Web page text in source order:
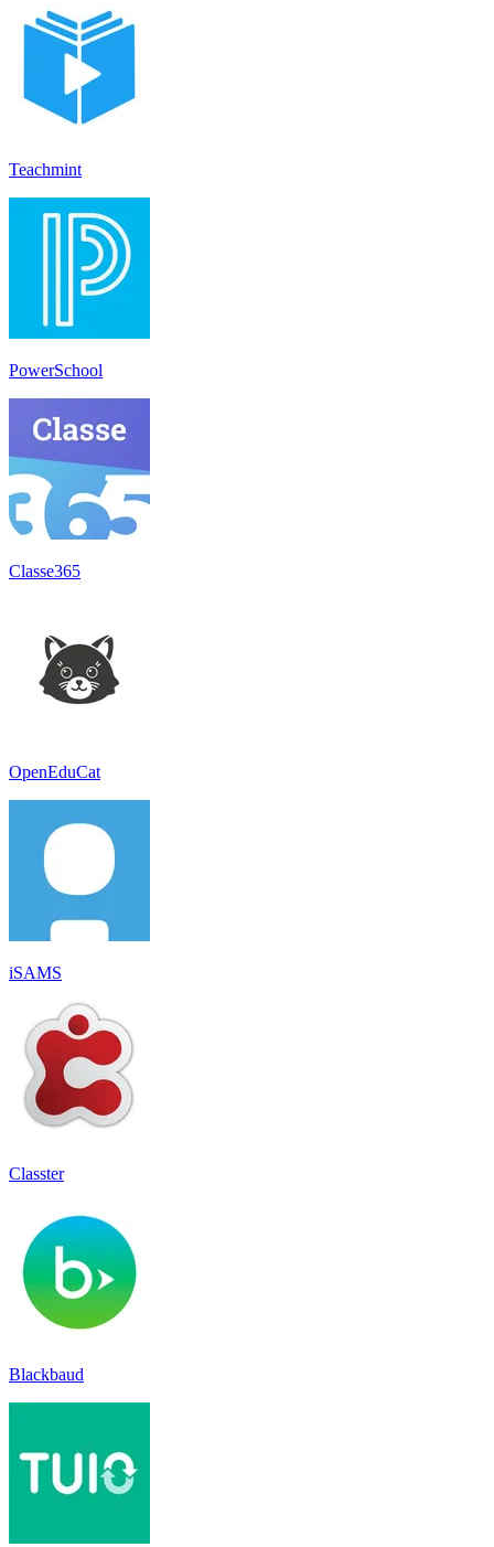
Teachmint
PowerSchool
Classe365
OpenEduCat
iSAMS
Classter
Blackbaud